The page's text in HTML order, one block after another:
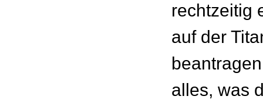
rechtzeitig
auf der
alles, was